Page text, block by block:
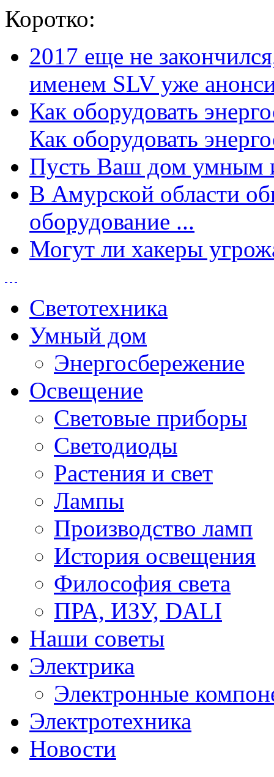
Коротко:
2017 еще не
именем SLV уже
Как оборудовать
Как оборудовать
Пусть Ваш дом умным
В Амурской области
оборудование ...
Могут ли хакеры
Светотехника
Умный дом
Энергосбережение
Освещение
Световые приборы
Светодиоды
Растения и свет
Лампы
Производство ламп
История освещения
Философия света
ПРА, ИЗУ, DALI
Наши советы
Электрика
Электронные
Электротехника
Новости